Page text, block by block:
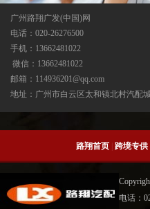
宝马X3分动箱/器ATC13-ATC450-
广州路翔广发(中国)网
电话：020-26276500
手机：13662481022
微信：13662481022
邮箱：114936201@qq.com
地址：广州市白云区太和镇北村汽配
路翔首页 跨境专供
电话：